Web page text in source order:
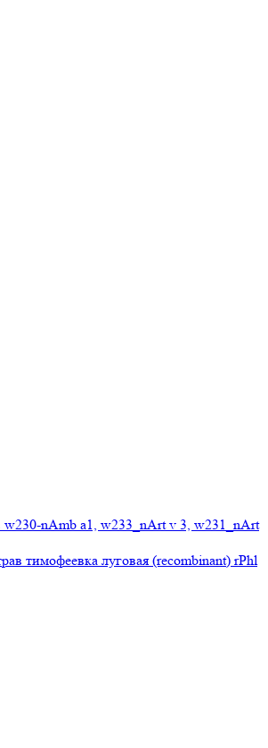
nAmb a1, w233_nArt v 3, w231_nArt
тимофеевка луговая (recombinant) rPhl